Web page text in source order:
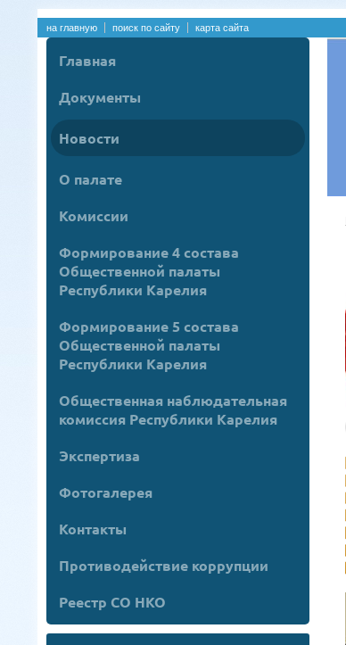
на главную поиск по сайту карта сайта
Главная
Документы
Новости
О палате
Комиссии
Формирование 4 состава
Общественной палаты
Республики Карелия
Формирование 5 состава
Общественной палаты
Республики Карелия
Общественная наблюдательная
комиссия Республики Карелия
Экспертиза
Фотогалерея
Контакты
Противодействие коррупции
Реестр СО НКО